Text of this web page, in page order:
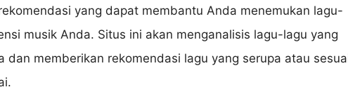
yang dapat membantu Anda menemukan lagu-
musik Anda. Situs ini akan menganalisis lagu-lagu yang
dan memberikan rekomendasi lagu yang serupa atau